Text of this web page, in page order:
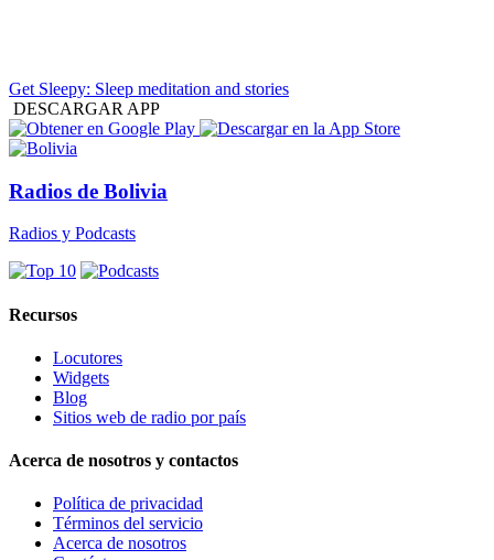
Get Sleepy: Sleep meditation and stories
DESCARGAR APP
Radios de Bolivia
Radios y Podcasts
Recursos
Locutores
Widgets
Blog
Sitios web de radio por país
Acerca de nosotros y contactos
Política de privacidad
Términos del servicio
Acerca de nosotros